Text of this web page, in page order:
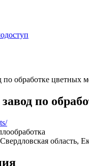
по обработке
завод по
область,